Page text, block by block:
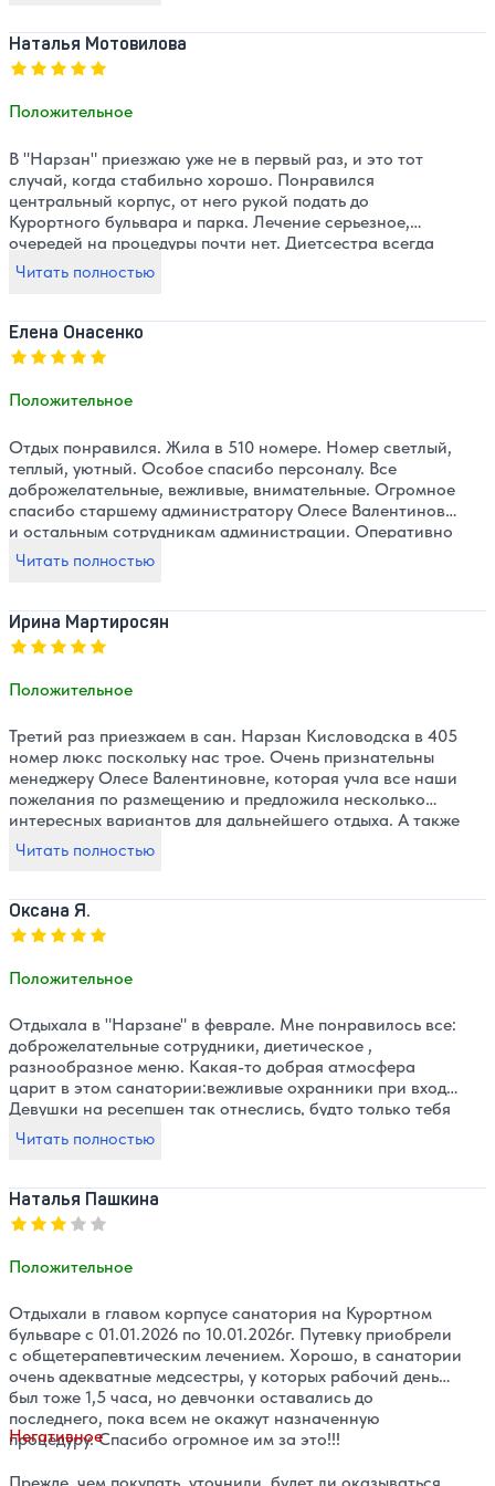
доброжелательное. Мой отдых и небольшие лечебные
процедуры помогли мне получить хороший заряд
энергии. Большое спасибо вашей компании за
предоставленный сервис.
Наталья Мотовилова
Оценка, количество звезд:
Положительное
В "Нарзан" приезжаю уже не в первый раз, и это тот
случай, когда стабильно хорошо. Понравился
центральный корпус, от него рукой подать до
Курортного бульвара и парка. Лечение серьезное,
очередей на процедуры почти нет. Диетсестра всегда
спросит, все ли устраивает, повара стараются, вкусно
готовят. Кормят отлично, еда диетическая, но выбор
Катерине за помощь в организации. Она заранее все
пояснила по корпусам и номерам, так что я попала
именно туда, куда хотела. Бесплатный трансфер от
компании это очень удобно. Отдельное спасибо за
экскурсии и скидки в ЕвроОбувь
Читать полностью
Елена Онасенко
Оценка, количество звезд:
Положительное
Отдых понравился. Жила в 510 номере. Номер светлый,
теплый, уютный. Особое спасибо персоналу. Все
доброжелательные, вежливые, внимательные. Огромное
спасибо старшему администратору Олесе Валентиновне
и остальным сотрудникам администрации. Оперативно
решали все вопросы. Обе горничные убиравшие номер
очень добросовестные и приветливые. Также
качественное обслуживание. В целом весь персонал
работает дружно и с высоким качеством. Отлично
продуман досуг отдыхающих. Фильмы и концерты
прекрасное. Отдыхом довольна. Постараюсь приехать
Читать полностью
Ирина Мартиросян
Оценка, количество звезд:
Положительное
Третий раз приезжаем в сан. Нарзан Кисловодска в 405
номер люкс поскольку нас трое. Очень признательны
менеджеру Олесе Валентиновне, которая учла все наши
пожелания по размещению и предложила несколько
интересных вариантов для дальнейшего отдыха. А также
хочется отметить высокий профессионализм диетсестры
Татьяны Валентиновны и всего персонала столовой за
Читать полностью
Оксана Я.
Оценка, количество звезд:
Положительное
Отдыхала в "Нарзане" в феврале. Мне понравилось все:
доброжелательные сотрудники, диетическое ,
разнообразное меню. Какая-то добрая атмосфера
царит в этом санатории:вежливые охранники при входе.
Девушки на ресепшен так отнеслись, будто только тебя
и ждали. Стелла помогла мне с одним важным для меня
вопросом. Сразу отозвалась без лишних слов.
убирают каждый день. На все вопросы ответят с
удовольствием. Врач Волкова О. В.-профессионал и
добрый человек. Девочки-медсестры готовы помочь- и
это без всякого напряжения. Я полна положительных
впечатлений об этом санатории и , если получится-то
Читать полностью
Наталья Пашкина
Оценка, количество звезд:
Положительное
Отдыхали в главом корпусе санатория на Курортном
бульваре с 01.01.2026 по 10.01.2026г. Путевку приобрели
с общетерапевтическим лечением. Хорошо, в санатории
очень адекватные медсестры, у которых рабочий день
был тоже 1,5 часа, но девчонки оставались до
последнего, пока всем не окажут назначенную
процедуру. Спасибо огромное им за это!!!
Негативное